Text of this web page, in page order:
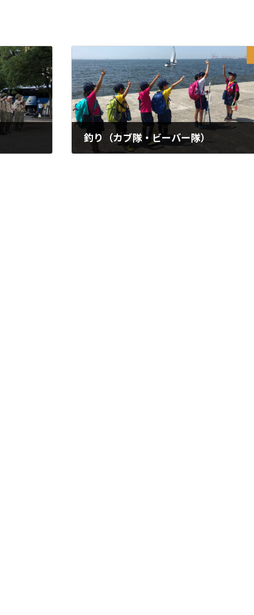
釣り（カブ隊・ビーバー隊）